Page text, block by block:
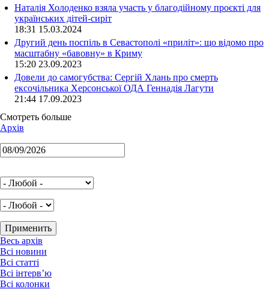
Наталія Холоденко взяла участь у благодійному проєкті для
українських дітей-сиріт
18:31 15.03.2024
Другий день поспіль в Севастополі «приліт»: що відомо про
масштабну «бавовну» в Криму
15:20 23.09.2023
Довели до самогубства: Сергій Хлань про смерть
ексочільника Херсонської ОДА Геннадія Лагути
21:44 17.09.2023
Смотреть больше
Архів
Весь архів
Всі новини
Всі статті
Всі інтерв’ю
Всі колонки